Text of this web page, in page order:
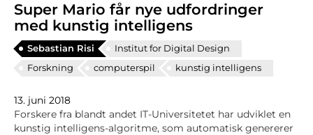
Super Mario får nye udfordringer
med kunstig intelligens
Sebastian Risi
Institut for Digital Design
Forskning
computerspil kunstig intelligens
13. juni 2018
Forskere fra blandt andet IT-Universitetet har udviklet en
kunstig intelligens-algoritme, som automatisk genererer